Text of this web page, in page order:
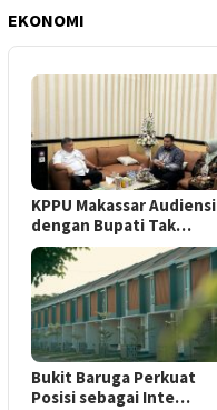
EKONOMI
KPPU Makassar Audiensi
dengan Bupati Tak…
Bukit Baruga Perkuat
Posisi sebagai Inte…